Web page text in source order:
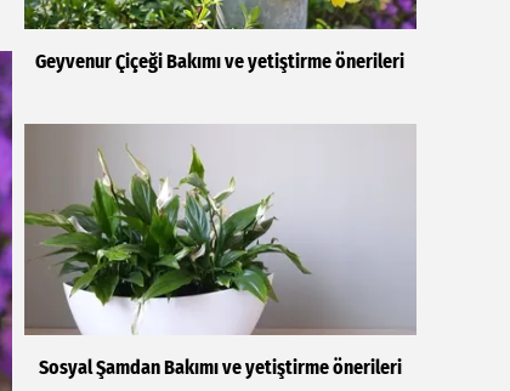
Geyvenur Çiçeği Bakımı ve yetiştirme önerileri
Sosyal Şamdan Bakımı ve yetiştirme önerileri